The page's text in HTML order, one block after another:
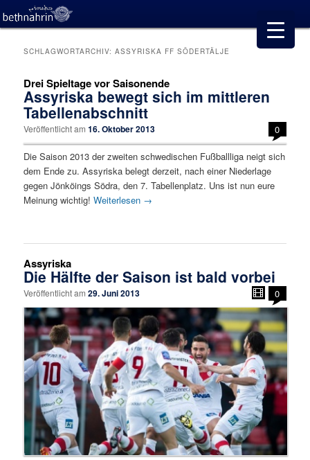
SCHLAGWORTARCHIV:ASSYRISKA FF SÖDERTÄLJE
Drei Spieltage vor Saisonende
Assyriska bewegt sich im mittleren
Tabellenabschnitt
Veröffentlicht am16. Oktober 2013 0
Die Saison 2013 der zweiten schwedischen Fußballliga neigt sich
dem Ende zu. Assyriska belegt derzeit, nach einer Niederlage
gegen Jönköings Södra, den 7. Tabellenplatz. Uns ist nun eure
Meinung wichtig!Weiterlesen →
Assyriska
Die Hälfte der Saison ist bald vorbei
Veröffentlicht am29. Juni 2013 0